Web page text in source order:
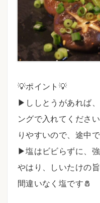
💡ポイント💡⠀
▶︎ししとうがあれば
ングで入れてくださ
りやすいので、途中
▶︎塩はビビらずに、
やはり、しいたけの
間違いなく塩です🧂